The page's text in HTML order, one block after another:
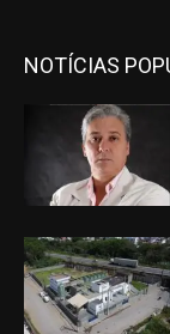
NOTÍCIAS